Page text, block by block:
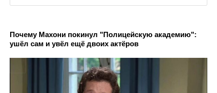
Почему Махони покинул "Полицейскую академию":
ушёл сам и увёл ещё двоих актёров